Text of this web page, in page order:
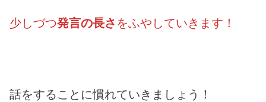
少しづつ発言の長さ をふやしていきます！
話をすることに慣れていきましょう！